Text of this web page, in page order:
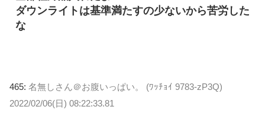
ダウンライトは基準満たすの少ないから苦労した
な
465: 名無しさん＠お腹いっぱい。 (ﾜｯﾁｮｲ 9783-zP3Q)
2022/02/06(日) 08:22:33.81